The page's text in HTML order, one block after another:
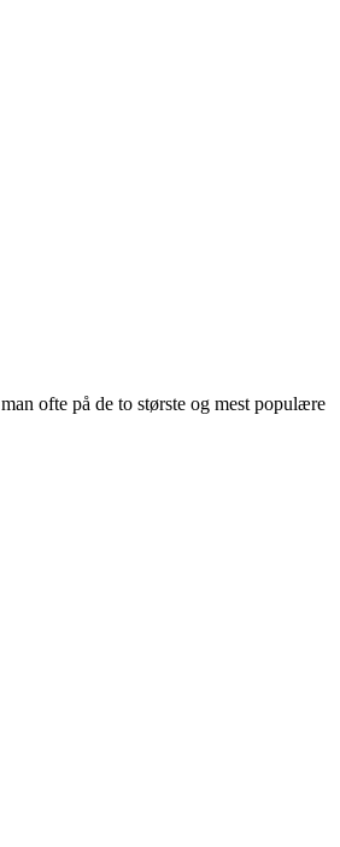
ofte på de to største og mest populære